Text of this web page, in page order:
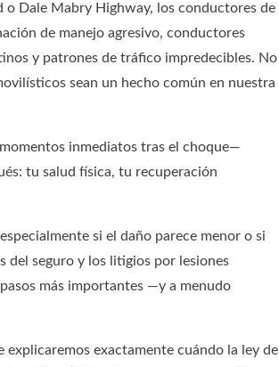
o Dale Mabry Highway, los conductores de
de manejo agresivo, conductores
y patrones de tráfico impredecibles. No
sean un hecho común en nuestra
inmediatos tras el choque—
tu salud física, tu recuperación
si el daño parece menor o si
del seguro y los litigios por lesiones
más importantes —y a menudo
explicaremos exactamente cuándo la ley de